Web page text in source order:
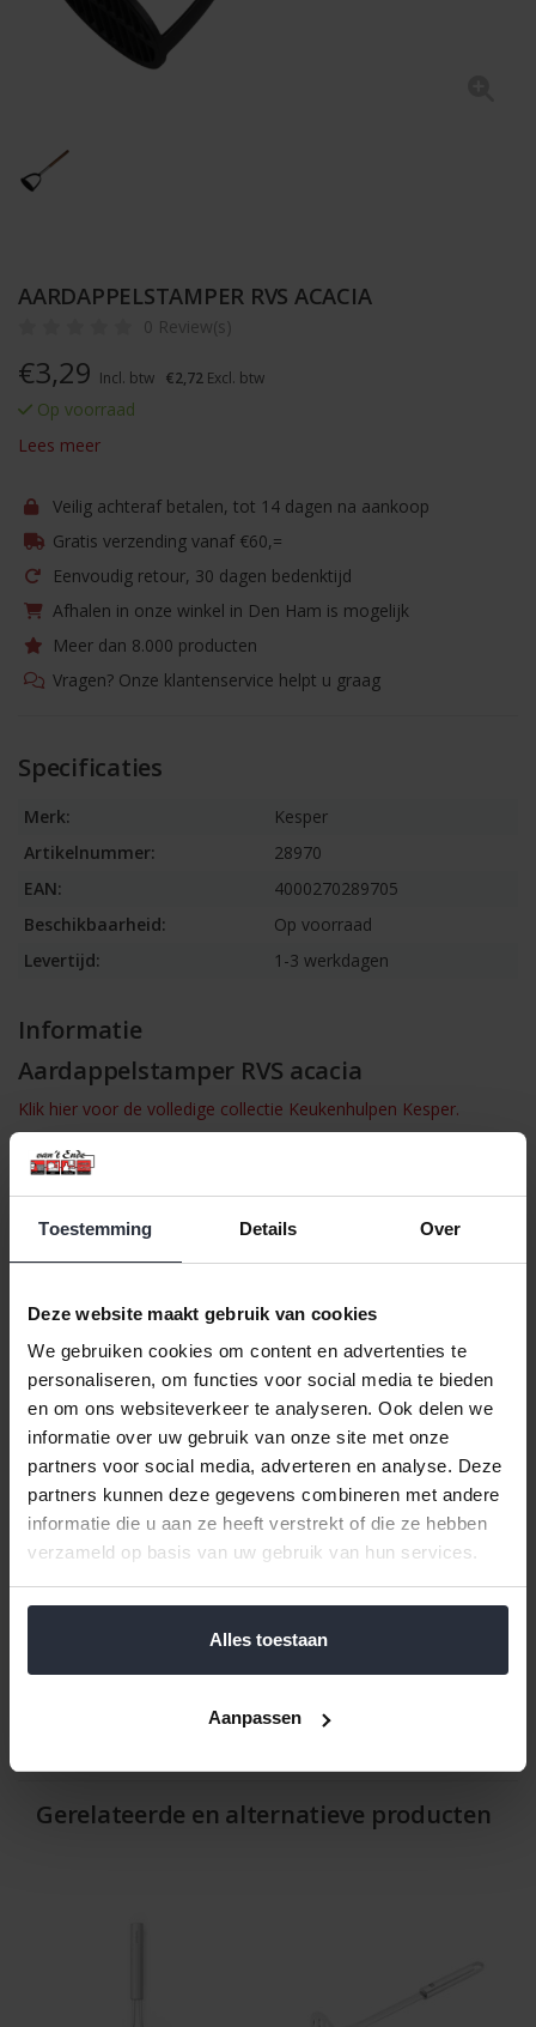
Toestemming Details Over
Deze website maakt gebruik van cookies
We gebruiken cookies om content en advertenties te
personaliseren, om functies voor social media te bieden
en om ons websiteverkeer te analyseren. Ook delen we
informatie over uw gebruik van onze site met onze
partners voor social media, adverteren en analyse. Deze
partners kunnen deze gegevens combineren met andere
informatie die u aan ze heeft verstrekt of die ze hebben
verzameld op basis van uw gebruik van hun services.
Alles toestaan
Aanpassen
AARDAPPELSTAMPER RVS ACACIA
0 Review(s)
€3,29 Incl. btw €2,72 Excl. btw
Op voorraad
Lees meer
Veilig achteraf betalen, tot 14 dagen na aankoop
Gratis verzending vanaf €60,=
Eenvoudig retour, 30 dagen bedenktijd
Afhalen in onze winkel in Den Ham is mogelijk
Meer dan 8.000 producten
Vragen? Onze klantenservice helpt u graag
Specificaties
Merk:
Kesper
Artikelnummer:
28970
EAN:
4000270289705
Beschikbaarheid:
Op voorraad
Levertijd:
1-3 werkdagen
Informatie
Aardappelstamper RVS acacia
Klik hier voor de volledige collectie Keukenhulpen Kesper.
Stamp eenvoudig aardappelen, groenten of andere gerechten
met deze aardappelstamper van roestvrij staal en acacia. Het
stevige RVS-blad zorgt voor optimale kracht en duurzaamheid,
terwijl het natuurlijke acacia handvat comfortabel in de hand ligt
Materiaal: roestvrij staal & acaciahout (FSC®)
Kleur: natuurlijk & zwart
Afmetingen: 33,5 x 7,5 cm (L x B)
Voedselveilig
Niet vaatwasserbestendig
Met deze aardappelstamper combineer je functionaliteit en
elegantie, perfect voor dagelijks gebruik bij het bereiden van
heerlijke maaltijden.
Help ons en andere klanten door het schrijven van een review
Gerelateerde en alternatieve producten